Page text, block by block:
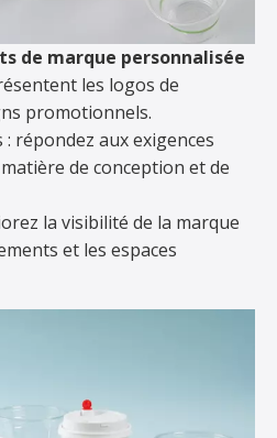
de marque personnalisée
les logos de
promotionnels.
répondez aux exigences
de conception et de
la visibilité de la marque
et les espaces